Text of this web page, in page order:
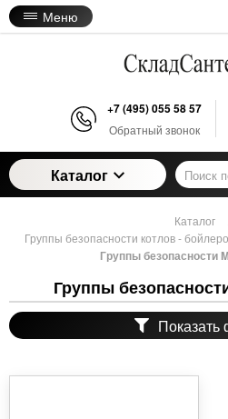
Меню
+7 (495) 055 58 57
Обратный звонок
Каталог
Каталог
Группы безопасности котлов -
Группы безопасности
Группы
Показать